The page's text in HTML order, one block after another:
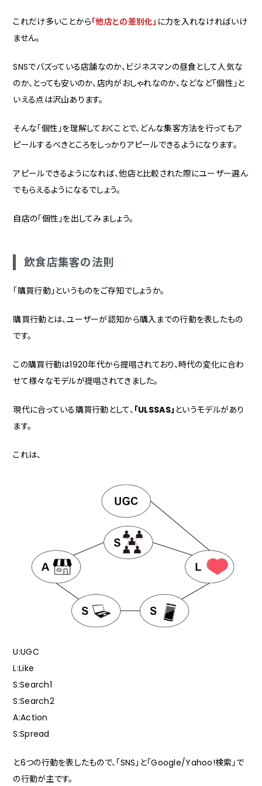
これだけ多いことから「他店との差別化」 に力を入れなければいけ
ません。
SNSでバズっている店舗なのか、ビジネスマンの昼食として人気な
のか、とっても安いのか、店内がおしゃれなのか、などなど「個性」と
いえる点は沢山あります。
そんな「個性」を理解しておくことで、どんな集客方法を行ってもア
ピールするべきところをしっかりアピールできるようになります。
アピールできるようになれば、他店と比較された際にユーザー選ん
でもらえるようになるでしょう。
自店の「個性」を出してみましょう。
飲食店集客の法則
「購買行動」というものをご存知でしょうか。
購買行動とは、ユーザーが認知から購入までの行動を表したもの
です。
この購買行動は1920年代から提唱されており、時代の変化に合わ
せて様々なモデルが提唱されてきました。
現代に合っている購買行動として、 「ULSSAS」 というモデルがあり
ます。
これは、
U:UGC
L:Like
S:Search1
S:Search2
A:Action
S:Spread
と6つの行動を表したもので、「SNS」と「Google/Yahoo!検索」で
の行動が主です。